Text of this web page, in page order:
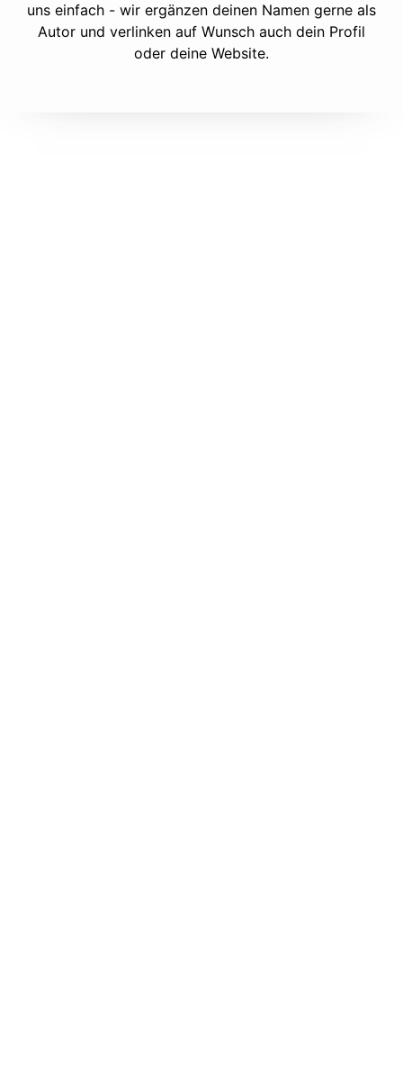
uns einfach - wir ergänzen deinen Namen gerne als
Autor und verlinken auf Wunsch auch dein Profil
oder deine Website.